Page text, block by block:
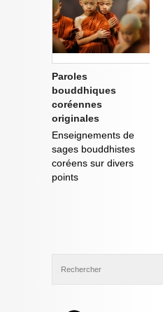
Paroles
bouddhiques
coréennes
originales
Enseignements de
sages bouddhistes
coréens sur divers
points